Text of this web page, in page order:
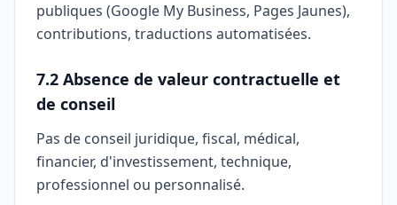
publiques (Google My Business, Pages Jaunes),
contributions, traductions automatisées.
7.2 Absence de valeur contractuelle et
de conseil
Pas de conseil juridique, fiscal, médical,
financier, d'investissement, technique,
professionnel ou personnalisé.